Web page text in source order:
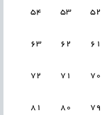
52
53
54
61
62
63
70
71
72
79
80
81